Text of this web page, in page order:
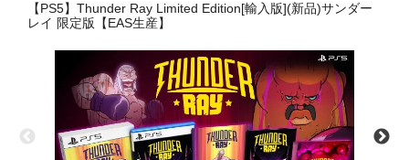
【PS5】Thunder Ray Limited Edition[輸入版](新品)サンダー
レイ 限定版【EAS生産】